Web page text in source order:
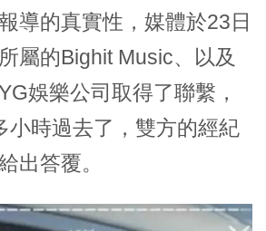
導的真實性，媒體於23日
屬的Bighit Music、以及
娛樂公司取得了聯繫，
小時過去了，雙方的經紀
出答覆。